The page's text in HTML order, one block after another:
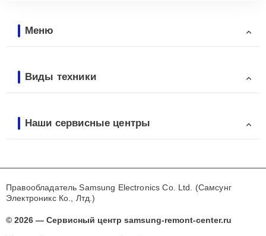
Меню
Виды техники
Наши сервисные центры
Правообладатель Samsung Electronics Co. Ltd. (Самсунг
Электроникс Ко., Лтд.)
© 2026 — Сервисный центр samsung-remont-center.ru